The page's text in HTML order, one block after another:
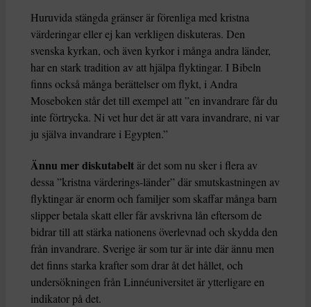
Huruvida stängda gränser är förenliga med kristna
värderingar eller ej kan verkligen diskuteras. Den
svenska kyrkan, och även kyrkor i många andra länder,
har en stark tradition av att hjälpa flyktingar. I Bibeln
finns också många berättelser om flykt, i Andra
Moseboken står det till exempel att ”en invandrare får du
inte förtrycka. Ni vet hur det är att vara invandrare, ni var
ju själva invandrare i Egypten.”
Ännu mer diskutabeltär det som nu sker i flera av
dessa ”kristna värderings-länder” där smutskastningen av
flyktingar är enorm och familjer som skaffar många barn
slipper betala skatt eller får avskrivna lån eftersom de
bidrar till att stärka nationens överlevnad och skydda den
från invandrare. Sverige är som tur är inte där ännu men
det finns starka krafter som drar åt det hållet, och
undersökningen från Linnéuniversitet är ytterligare en
indikator på det.